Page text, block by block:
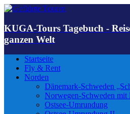
KUGA-Tours Tagebuch -
ganzen Welt
Startseite
Fly & Rent
Norden
Dänemark-Schweden
Norwegen-Schweden mit
Ostsee-Umrundung